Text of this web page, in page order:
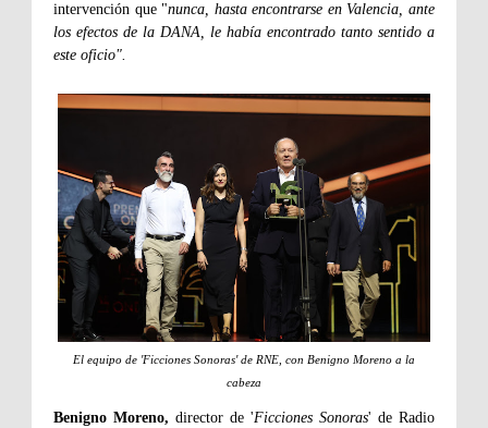
intervención que "nunca, hasta encontrarse en Valencia, ante
los efectos de la DANA, le había encontrado tanto sentido a
este oficio".
El equipo de 'Ficciones Sonoras' de RNE, con Benigno Moreno a la
cabeza
Benigno Moreno, director de 'Ficciones Sonoras' de Radio